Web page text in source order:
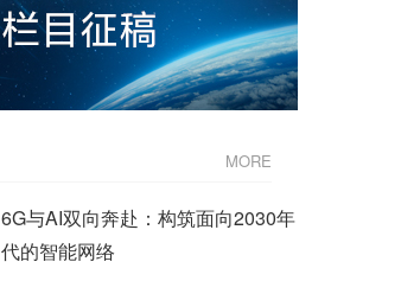
MORE
6G与AI双向奔赴：构筑面向2030年
代的智能网络